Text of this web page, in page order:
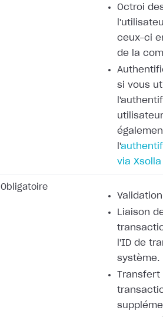
Octroi
ceux-ci
de la
si vous
l'
via Xsolla
Obligatoire
Liaison
l'ID de
système.